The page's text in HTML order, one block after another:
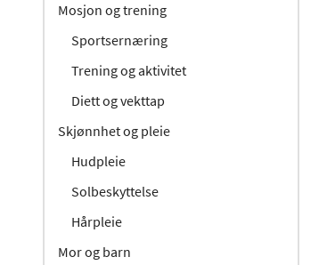
Mosjon og trening
Sportsernæring
Trening og aktivitet
Diett og vekttap
Skjønnhet og pleie
Hudpleie
Solbeskyttelse
Hårpleie
Mor og barn